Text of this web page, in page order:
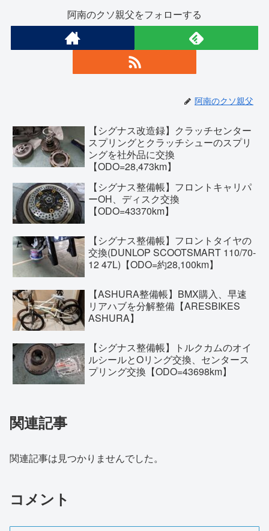
阿南のクソ親父をフォローする
阿南のクソ親父
【シグナス改造録】クラッチセンター
スプリングとクラッチシューのスプリ
ングを社外品に交換
【ODO=28,473km】
【シグナス整備帳】フロントキャリパ
ーOH、ディスク交換
【ODO=43370km】
【シグナス整備帳】フロントタイヤの
交換(DUNLOP SCOOTSMART 110/70-
12 47L)【ODO=約28,100km】
【ASHURA整備帳】BMX購入、早速
リアハブを分解整備【ARESBIKES
ASHURA】
【シグナス整備帳】トルクカムのオイ
ルシールとOリング交換、センタース
プリング交換【ODO=43698km】
関連記事
関連記事は見つかりませんでした。
コメント